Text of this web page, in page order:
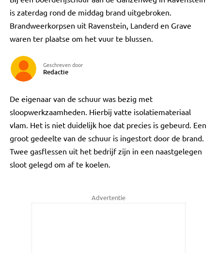
is zaterdag rond de middag brand uitgebroken.
Brandweerkorpsen uit Ravenstein, Landerd en Grave
waren ter plaatse om het vuur te blussen.
Geschreven door
Redactie
De eigenaar van de schuur was bezig met
sloopwerkzaamheden. Hierbij vatte isolatiemateriaal
vlam. Het is niet duidelijk hoe dat precies is gebeurd. Een
groot gedeelte van de schuur is ingestort door de brand.
Twee gasflessen uit het bedrijf zijn in een naastgelegen
sloot gelegd om af te koelen.
Advertentie